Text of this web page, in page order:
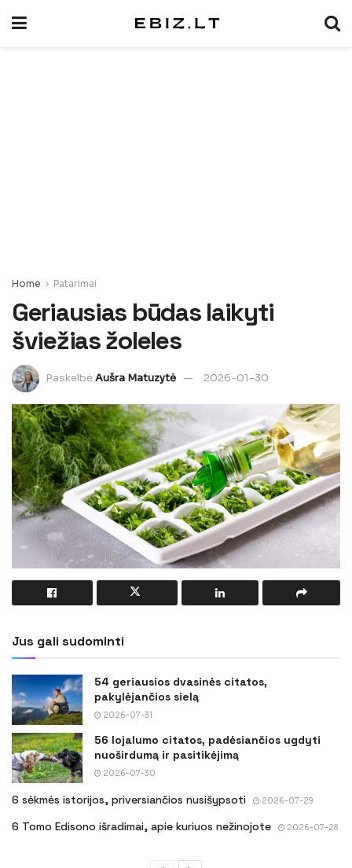
Home Patarimai
Geriausias būdas laikyti
šviežias žoleles
PaskelbėAušra Matuzytė 2026-01-30
Jus gali sudominti
54 geriausios dvasinės citatos,
pakylėjančios sielą
2026-07-31
56 lojalumo citatos, padėsiančios ugdyti
nuoširdumą ir pasitikėjimą
2026-07-30
6 sėkmės istorijos, priversiančios nusišypsoti 2026-07-29
6 Tomo Edisono išradimai, apie kuriuos nežinojote 2026-07-28